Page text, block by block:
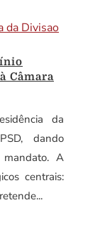
Câmara
da
dando
A
centrais: